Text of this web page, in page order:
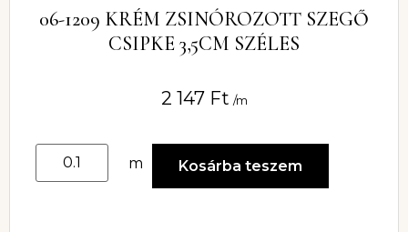
06-1209 KRÉM ZSINÓROZOTT SZEGŐ
CSIPKE 3,5CM SZÉLES
2 147 Ft /m
m Kosárba teszem